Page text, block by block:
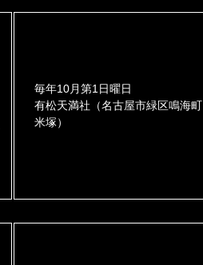
毎年10月第1日曜日
有松天満社（名古屋市緑区鳴海町
米塚）